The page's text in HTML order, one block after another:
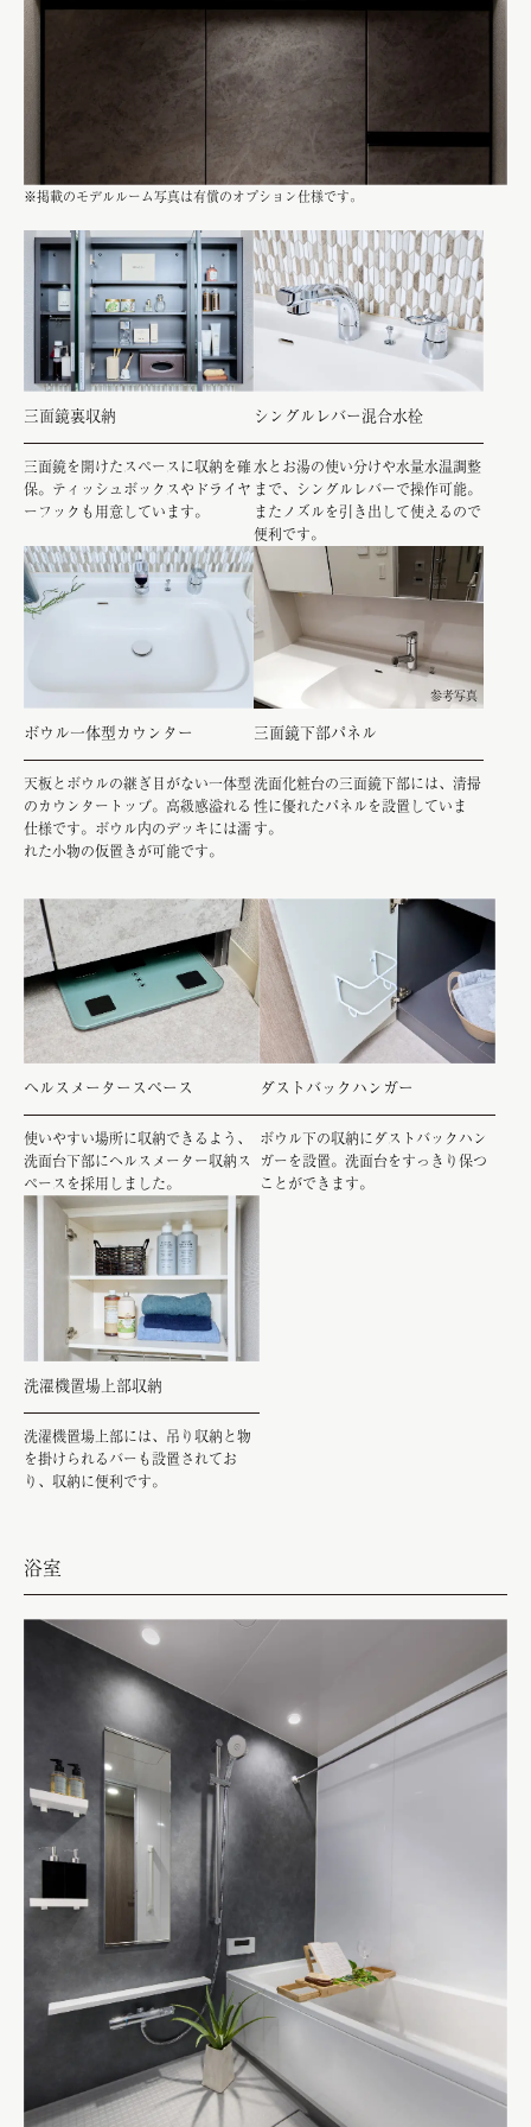
※掲載のモデルルーム写真は有償のオプション仕様です。
三面鏡裏収納
三面鏡を開けたスペースに収納を確
保。ティッシュボックスやドライヤ
ーフックも用意しています。
シングルレバー混合水栓
水とお湯の使い分けや水量水温調整
まで、シングルレバーで操作可能。
またノズルを引き出して使えるので
便利です。
ボウル一体型カウンター
天板とボウルの継ぎ目がない一体型
のカウンタートップ。高級感溢れる
仕様です。ボウル内のデッキには濡
れた小物の仮置きが可能です。
参考写真
三面鏡下部パネル
洗面化粧台の三面鏡下部には、清掃
性に優れたパネルを設置していま
す。
ヘルスメータースペース
使いやすい場所に収納できるよう、
洗面台下部にヘルスメーター収納ス
ペースを採用しました。
ダストバックハンガー
ボウル下の収納にダストバックハン
ガーを設置。洗面台をすっきり保つ
ことができます。
洗濯機置場上部収納
洗濯機置場上部には、吊り収納と物
を掛けられるバーも設置されてお
り、収納に便利です。
浴室